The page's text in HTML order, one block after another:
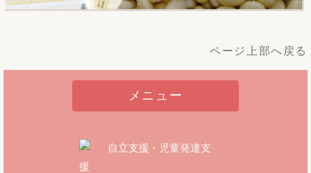
ページ上部へ戻る
メニュー
自立支援・児童発達支
援